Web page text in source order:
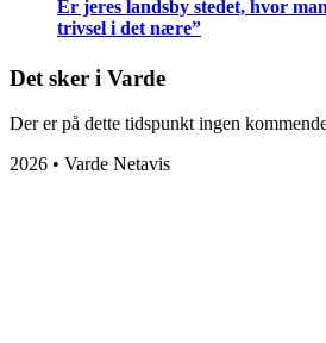
Er jeres landsby stedet, hvor
trivsel i det nære”
Det sker i Varde
Der er på dette tidspunkt ingen
2026 • Varde Netavis